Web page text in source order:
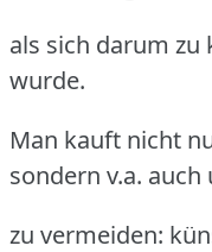
als sich darum
wurde.
Man kauft nicht
sondern v.a.
zu vermeiden: